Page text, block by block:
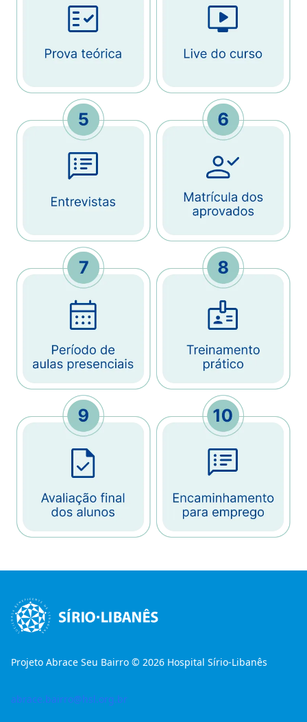
Projeto Abrace Seu Bairro © 2026 Hospital Sírio-Libanês
Rodapé
abrace.bairro@hsl.org.br